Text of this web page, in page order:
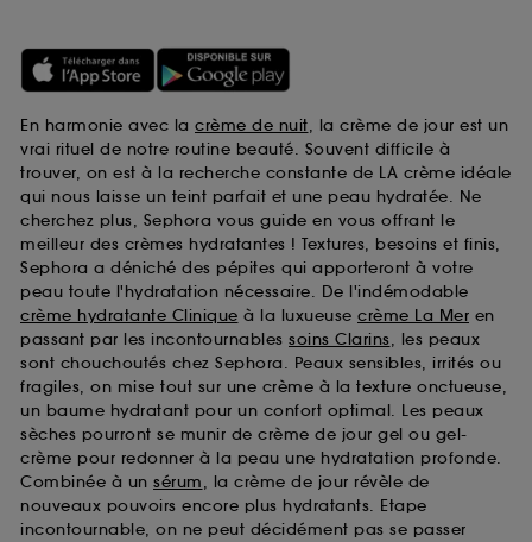
En harmonie avec la crème de nuit, la crème de jour est un
vrai rituel de notre routine beauté. Souvent difficile à
trouver, on est à la recherche constante de LA crème idéale
qui nous laisse un teint parfait et une peau hydratée. Ne
cherchez plus, Sephora vous guide en vous offrant le
meilleur des crèmes hydratantes ! Textures, besoins et finis,
Sephora a déniché des pépites qui apporteront à votre
peau toute l'hydratation nécessaire. De l'indémodable
crème hydratante Clinique à la luxueuse crème La Mer en
passant par les incontournables soins Clarins, les peaux
sont chouchoutés chez Sephora. Peaux sensibles, irrités ou
fragiles, on mise tout sur une crème à la texture onctueuse,
un baume hydratant pour un confort optimal. Les peaux
sèches pourront se munir de crème de jour gel ou gel-
crème pour redonner à la peau une hydratation profonde.
Combinée à un sérum, la crème de jour révèle de
nouveaux pouvoirs encore plus hydratants. Etape
incontournable, on ne peut décidément pas se passer